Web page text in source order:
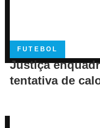
FUTEBOL
Justiça
tentativa de